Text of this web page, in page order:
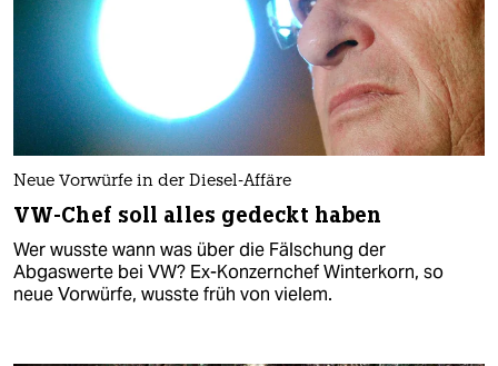
Neue Vorwürfe in der Diesel-Affäre
VW-Chef soll alles gedeckt haben
Wer wusste wann was über die Fälschung der
Abgaswerte bei VW? Ex-Konzernchef Winterkorn, so
neue Vorwürfe, wusste früh von vielem.